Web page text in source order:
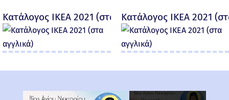
Κατάλογος IKEA 2021 (στα αγγλικά)Κατάλογος IKEA 2021